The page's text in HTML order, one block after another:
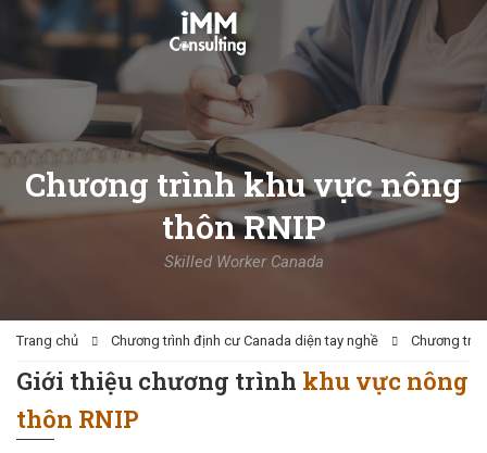
Chương trình khu vực nông
thôn RNIP
Skilled Worker Canada
Trang chủ Chương trình định cư Canada diện tay nghề Chương
Giới thiệu chương trình khu vực nông
thôn RNIP